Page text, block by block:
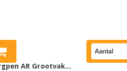
AR Grootvak...